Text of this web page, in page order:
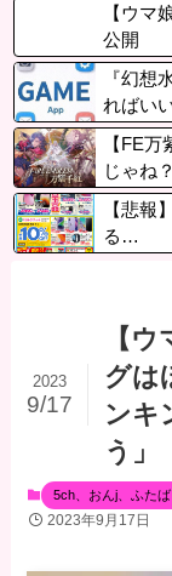
【ウマ
公開
『幻想
ればい
【FE
じゃね
【悲報
る…
【
グは
ンキ
う」
2023
9/17
5ch、おんj、ふた
2023年9月17日